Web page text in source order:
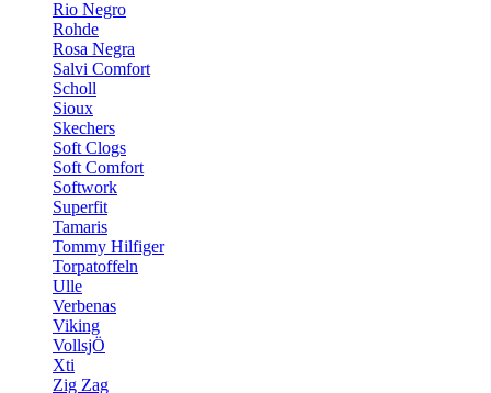
Rio Negro
Rohde
Rosa Negra
Salvi Comfort
Scholl
Sioux
Skechers
Soft Clogs
Soft Comfort
Softwork
Superfit
Tamaris
Tommy Hilfiger
Torpatoffeln
Ulle
Verbenas
Viking
VollsjÖ
Xti
Zig Zag